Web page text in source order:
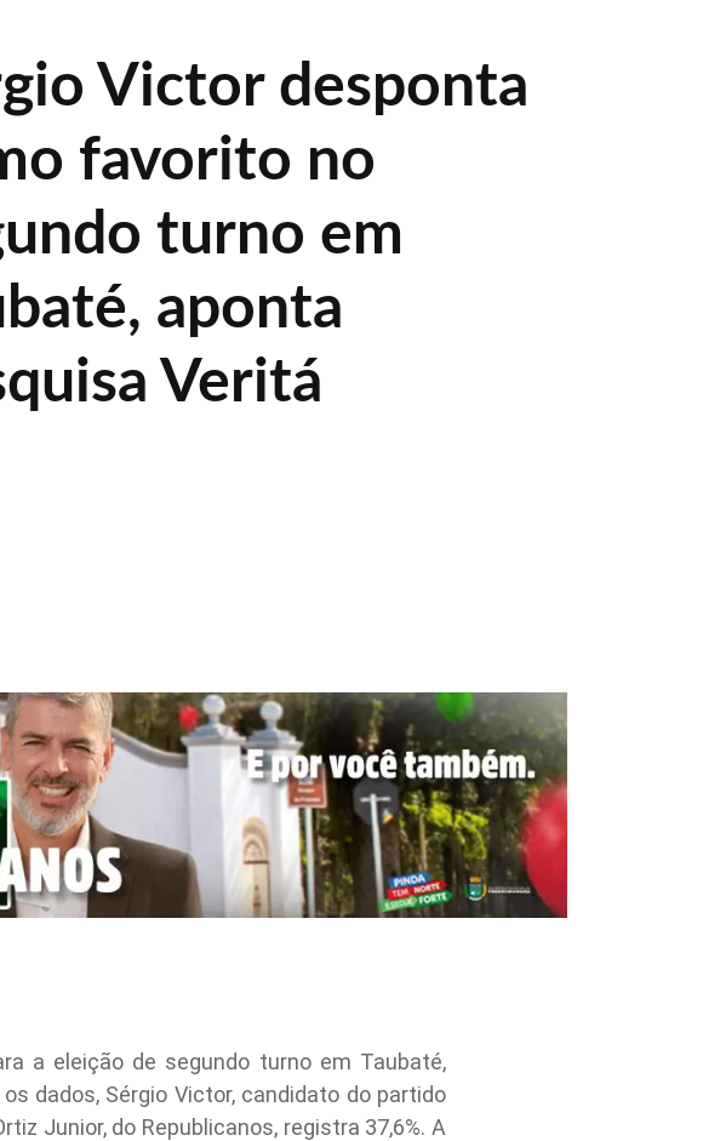
Victor desponta
favorito no
turno em
aponta
Veritá
a eleição de segundo turno em Taubaté,
dados, Sérgio Victor, candidato do partido
Junior, do Republicanos, registra 37,6%. A